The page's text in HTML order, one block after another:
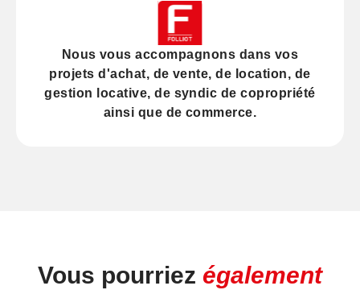
Nous vous accompagnons dans vos
projets d'achat, devente, de location, de
gestion locative, de syndic de copropriété
ainsi que de commerce.
Vous pourriez également